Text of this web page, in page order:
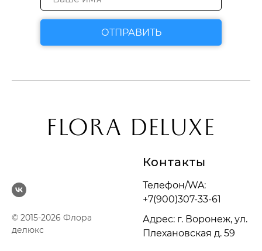
ОТПРАВИТЬ
FLORA DELUXE
© 2015-2026 Флора
делюкс
Контакты
Телефон/WA:
+7(900)307-33-61
Адрес: г. Воронеж, ул.
Плехановская д. 59